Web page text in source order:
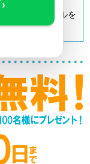
してリサイクルを
›